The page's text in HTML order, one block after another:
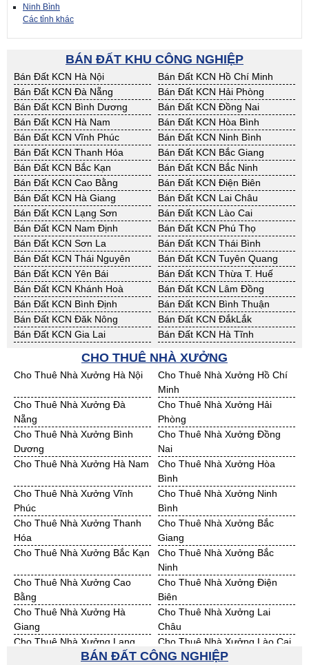
Ninh Bình
Các tỉnh khác
BÁN ĐẤT KHU CÔNG NGHIỆP
Bán Đất KCN Hà Nội
Bán Đất KCN Hồ Chí Minh
Bán Đất KCN Đà Nẵng
Bán Đất KCN Hải Phòng
Bán Đất KCN Bình Dương
Bán Đất KCN Đồng Nai
Bán Đất KCN Hà Nam
Bán Đất KCN Hòa Bình
Bán Đất KCN Vĩnh Phúc
Bán Đất KCN Ninh Bình
Bán Đất KCN Thanh Hóa
Bán Đất KCN Bắc Giang
Bán Đất KCN Bắc Kạn
Bán Đất KCN Bắc Ninh
Bán Đất KCN Cao Bằng
Bán Đất KCN Điện Biên
Bán Đất KCN Hà Giang
Bán Đất KCN Lai Châu
Bán Đất KCN Lạng Sơn
Bán Đất KCN Lào Cai
Bán Đất KCN Nam Định
Bán Đất KCN Phú Thọ
Bán Đất KCN Sơn La
Bán Đất KCN Thái Bình
Bán Đất KCN Thái Nguyên
Bán Đất KCN Tuyên Quang
Bán Đất KCN Yên Bái
Bán Đất KCN Thừa T. Huế
Bán Đất KCN Khánh Hoà
Bán Đất KCN Lâm Đồng
Bán Đất KCN Bình Định
Bán Đất KCN Bình Thuận
Bán Đất KCN Đăk Nông
Bán Đất KCN ĐắkLắk
Bán Đất KCN Gia Lai
Bán Đất KCN Hà Tĩnh
Bán Đất KCN Nghệ An
Bán Đất KCN Ninh Thuận
Bán Đất KCN Phú Yên
Bán Đất KCN Quảng Bình
Bán Đất KCN Quảng Nam
Bán Đất KCN Quảng Ngãi
Bán Đất KCN Bà Rịa - VT
Bán Đất KCN Cần Thơ
Bán Đất KCN An Giang
Bán Đất KCN Bạc Liêu
Bán Đất KCN Bến Tre
Bán Đất KCN Bình Phước
Bán Đất KCN Cà Mau
Bán Đất KCN Đồng Tháp
Bán Đất KCN Hậu Giang
Bán Đất KCN Kiên Giang
Bán Đất KCN Long An
Bán Đất KCN Sóc Trăng
Bán Đất KCN Tây Ninh
Bán Đất KCN Tiền Giang
Bán Đất KCN Trà Vinh
Bán Đất KCN Vĩnh Long
Bán Đất KCN Hải Dương
Bán Đất KCN Hưng Yên
Bán Đất KCN Quảng Ninh
CHO THUÊ NHÀ XƯỞNG
Cho Thuê Nhà Xưởng Hà Nội
Cho Thuê Nhà Xưởng Hồ Chí
Minh
Cho Thuê Nhà Xưởng Đà
Nẵng
Cho Thuê Nhà Xưởng Hải
Phòng
Cho Thuê Nhà Xưởng Bình
Dương
Cho Thuê Nhà Xưởng Đồng
Nai
Cho Thuê Nhà Xưởng Hà Nam
Cho Thuê Nhà Xưởng Hòa
Bình
Cho Thuê Nhà Xưởng Vĩnh
Phúc
Cho Thuê Nhà Xưởng Ninh
Bình
Cho Thuê Nhà Xưởng Thanh
Hóa
Cho Thuê Nhà Xưởng Bắc
Giang
Cho Thuê Nhà Xưởng Bắc Kạn
Cho Thuê Nhà Xưởng Bắc
Ninh
Cho Thuê Nhà Xưởng Cao
Bằng
Cho Thuê Nhà Xưởng Điện
Biên
Cho Thuê Nhà Xưởng Hà
Giang
Cho Thuê Nhà Xưởng Lai
Châu
Cho Thuê Nhà Xưởng Lạng
Cho Thuê Nhà Xưởng Lào Cai
BÁN ĐẤT CÔNG NGHIỆP